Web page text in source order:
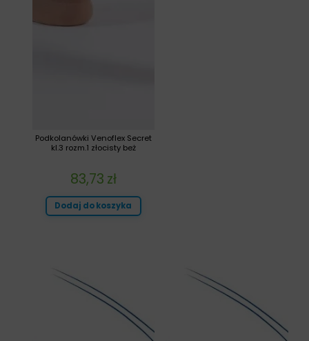
Podkolanówki Venoflex Secret
kl.3 rozm.1 złocisty beż
83,73 zł
Dodaj do koszyka